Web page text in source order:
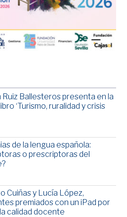
Ruiz Ballesteros presenta en la
‘Turismo, ruralidad y crisis
de la lengua española:
o prescriptoras del
Cuiñas y Lucía López,
premiados con un iPad por
calidad docente